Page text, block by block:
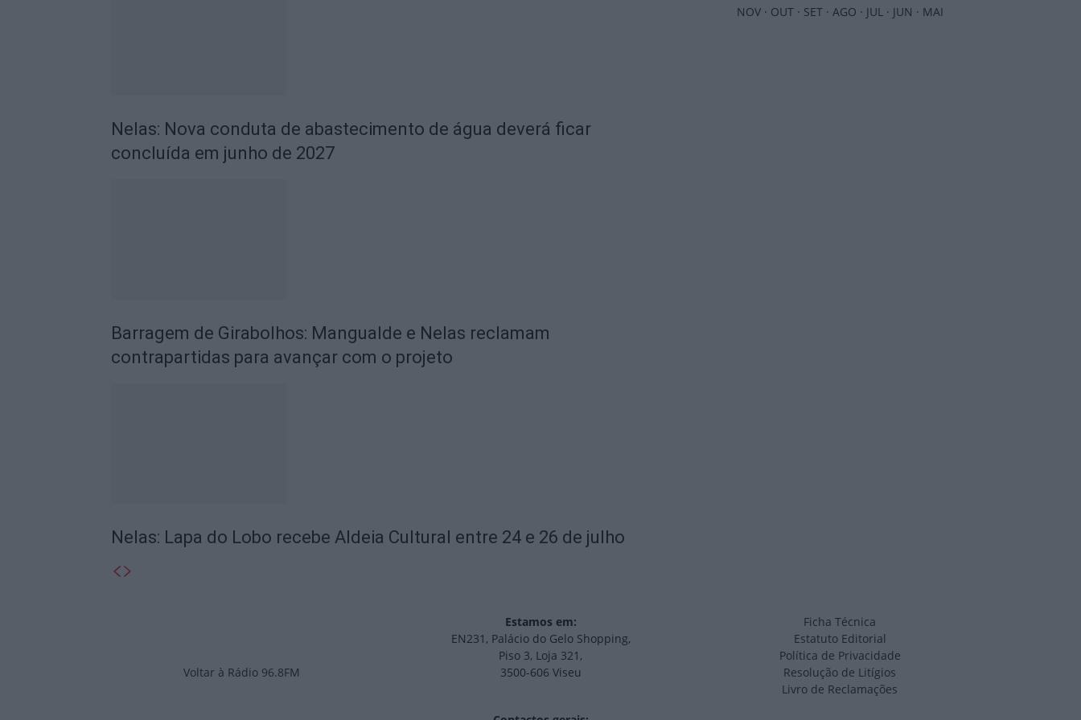
Nelas: Nova conduta de abastecimento de água deverá ficar
concluída em junho de 2027
Barragem de Girabolhos: Mangualde e Nelas reclamam
contrapartidas para avançar com o projeto
Nelas: Lapa do Lobo recebe Aldeia Cultural entre 24 e 26 de julho
NOV· OUT· SET· AGO · JUL· JUN · MAI
Voltar à Rádio 96.8FM
Estamos em:
EN231, Palácio do Gelo Shopping,
Piso 3, Loja 321,
3500-606 Viseu
Ficha Técnica
Estatuto Editorial
Política de Privacidade
Resolução de Litígios
Livro de Reclamações